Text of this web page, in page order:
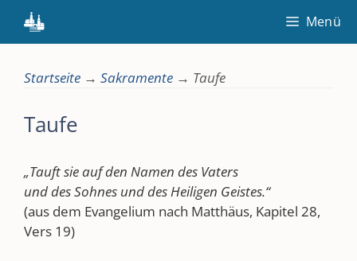
Inhalt
springen
Menü
Startseite → Sakramente → Taufe
Taufe
„Tauft sie auf den Namen des Vaters
und des Sohnes und des Heiligen Geistes.“
(aus dem Evangelium nach Matthäus, Kapitel 28,
Vers 19)